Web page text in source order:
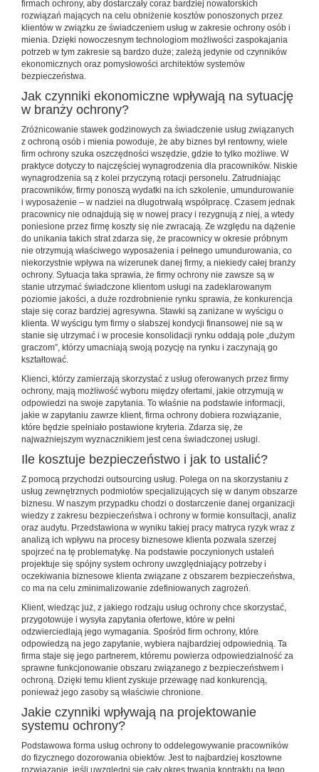
firmach ochrony, aby dostarczały coraz bardziej nowatorskich
rozwiązań mających na celu obniżenie kosztów ponoszonych przez
klientów w związku ze świadczeniem usług w zakresie ochrony osób i
mienia. Dzięki nowoczesnym technologiom możliwości zaspokajania
potrzeb w tym zakresie są bardzo duże; zależą jedynie od czynników
ekonomicznych oraz pomysłowości architektów systemów
bezpieczeństwa.
Jak czynniki ekonomiczne wpływają na sytuację
w branży ochrony?
Zróżnicowanie stawek godzinowych za świadczenie usług związanych
z ochroną osób i mienia powoduje, że aby biznes był rentowny, wiele
firm ochrony szuka oszczędności wszędzie, gdzie to tylko możliwe. W
praktyce dotyczy to najczęściej wynagrodzenia dla pracowników. Niskie
wynagrodzenia są z kolei przyczyną rotacji personelu. Zatrudniając
pracowników, firmy ponoszą wydatki na ich szkolenie, umundurowanie
i wyposażenie – w nadziei na długotrwałą współpracę. Czasem jednak
pracownicy nie odnajdują się w nowej pracy i rezygnują z niej, a wtedy
poniesione przez firmę koszty się nie zwracają. Ze względu na dążenie
do unikania takich strat zdarza się, że pracownicy w okresie próbnym
nie otrzymują właściwego wyposażenia i pełnego umundurowania, co
niekorzystnie wpływa na wizerunek danej firmy, a niekiedy całej branży
ochrony. Sytuacja taka sprawia, że firmy ochrony nie zawsze są w
stanie utrzymać świadczone klientom usługi na zadeklarowanym
poziomie jakości, a duże rozdrobnienie rynku sprawia, że konkurencja
staje się coraz bardziej agresywna. Stawki są zaniżane w wyścigu o
klienta. W wyścigu tym firmy o słabszej kondycji finansowej nie są w
stanie się utrzymać i w procesie konsolidacji rynku oddają pole „dużym
graczom”, którzy umacniają swoją pozycję na rynku i zaczynają go
kształtować.
Klienci, którzy zamierzają skorzystać z usług oferowanych przez firmy
ochrony, mają możliwość wyboru między ofertami, jakie otrzymują w
odpowiedzi na swoje zapytania. To właśnie na podstawie informacji,
jakie w zapytaniu zawrze klient, firma ochrony dobiera rozwiązanie,
które będzie spełniało postawione kryteria. Zdarza się, że
najważniejszym wyznacznikiem jest cena świadczonej usługi.
Ile kosztuje bezpieczeństwo i jak to ustalić?
Z pomocą przychodzi outsourcing usług. Polega on na skorzystaniu z
usług zewnętrznych podmiotów specjalizujących się w danym obszarze
biznesu. W naszym przypadku chodzi o dostarczenie danej organizacji
wiedzy z zakresu bezpieczeństwa i ochrony w formie konsultacji, analiz
oraz audytu. Przedstawiona w wyniku takiej pracy matryca ryzyk wraz z
analizą ich wpływu na procesy biznesowe klienta pozwala szerzej
spojrzeć na tę problematykę. Na podstawie poczynionych ustaleń
projektuje się spójny system ochrony uwzględniający potrzeby i
oczekiwania biznesowe klienta związane z obszarem bezpieczeństwa,
co ma na celu zminimalizowanie zdefiniowanych zagrożeń.
Klient, wiedząc już, z jakiego rodzaju usług ochrony chce skorzystać,
przygotowuje i wysyła zapytania ofertowe, które w pełni
odzwierciedlają jego wymagania. Spośród firm ochrony, które
odpowiedzą na jego zapytanie, wybiera najbardziej odpowiednią. Ta
firma staje się jego partnerem, któremu powierza odpowiedzialność za
sprawne funkcjonowanie obszaru związanego z bezpieczeństwem i
ochroną. Dzięki temu klient zyskuje przewagę nad konkurencją,
ponieważ jego zasoby są właściwie chronione.
Jakie czynniki wpływają na projektowanie
systemu ochrony?
Podstawowa forma usług ochrony to oddelegowywanie pracowników
do fizycznego dozorowania obiektów. Jest to najbardziej kosztowne